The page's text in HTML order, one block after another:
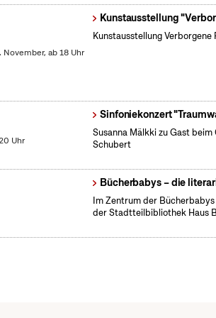
ab 18 Uhr
Kunstausstellung
Kunstausstellung
Uhr
Sinfoniekonzert
Susanna Mälkki zu Gast
Schubert
Bücherbabys – die
Im Zentrum der
der Stadtteilbibliothek Haus